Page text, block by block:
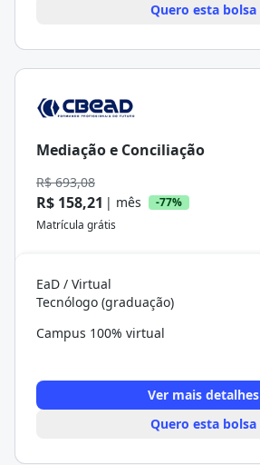
Quero esta bolsa
Mediação e Conciliação
R$ 693,08
R$ 158,21 | mês
-77%
Matrícula grátis
EaD / Virtual
Tecnólogo (graduação)
Campus 100% virtual
Ver mais detalhes
Quero esta bolsa